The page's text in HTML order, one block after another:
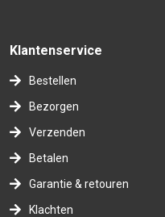
Klantenservice
Bestellen
Bezorgen
Verzenden
Betalen
Garantie & retouren
Klachten